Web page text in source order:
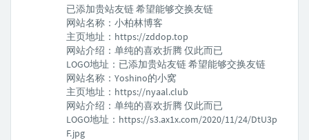
已添加贵站友链 希望能够交换友链
网站名称：小柏林博客
主页地址：https://zddop.top
网站介绍：单纯的喜欢折腾 仅此而已
LOGO地址：已添加贵站友链 希望能够交换友链
网站名称：Yoshino的小窝
主页地址：https://nyaal.club
网站介绍：单纯的喜欢折腾 仅此而已
LOGO地址：https://s3.ax1x.com/2020/11/24/DtU3p
F.jpg